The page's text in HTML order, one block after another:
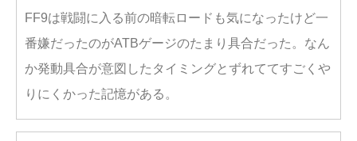
FF9は戦闘に入る前の暗転ロードも気になったけど一
番嫌だったのがATBゲージのたまり具合だった。なん
か発動具合が意図したタイミングとずれててすごくや
りにくかった記憶がある。